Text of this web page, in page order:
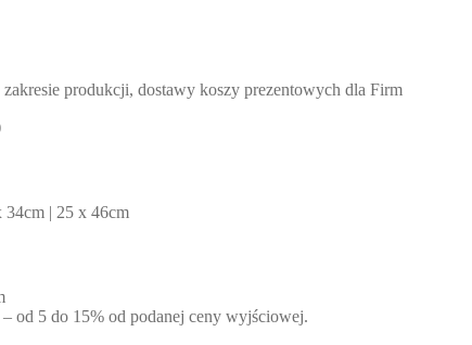
produkcji, dostawy koszy prezentowych dla Firm
34cm | 25 x 46cm
od 5 do 15% od podanej ceny wyjściowej.